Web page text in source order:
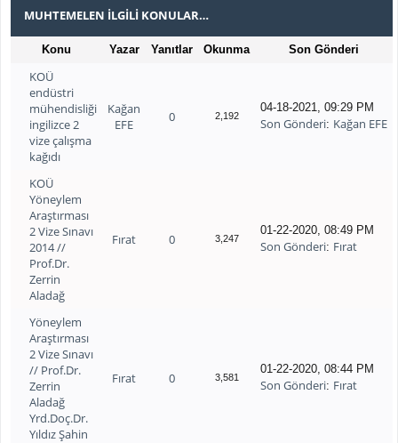
MUHTEMELEN İLGILI KONULAR…
Konu Yazar Yanıtlar Okunma Son Gönderi
KOÜ
endüstri
mühendisliği
ingilizce 2
vize çalışma
kağıdı
Kağan
EFE
0 2,192
04-18-2021, 09:29 PM
Son Gönderi: Kağan EFE
KOÜ
Yöneylem
Araştırması
2 Vize Sınavı
2014 //
Prof.Dr.
Zerrin
Aladağ
Fırat 0 3,247
01-22-2020, 08:49 PM
Son Gönderi: Fırat
Yöneylem
Araştırması
2 Vize Sınavı
// Prof.Dr.
Zerrin
Aladağ
Yrd.Doç.Dr.
Yıldız Şahin
Fırat 0 3,581
01-22-2020, 08:44 PM
Son Gönderi: Fırat